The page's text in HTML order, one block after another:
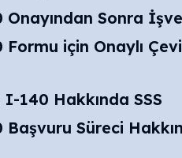
Onayından Sonra
için Onaylı
I-140 Hakkında SSS
Başvuru Süreci